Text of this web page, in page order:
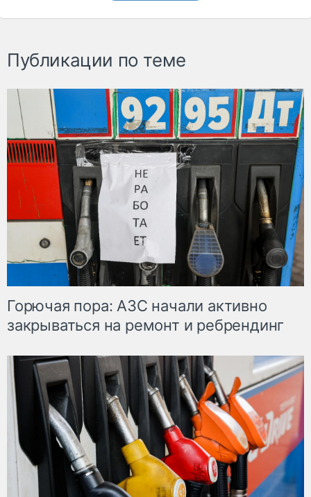
Публикации по теме
Горючая пора: АЗС начали активно
закрываться на ремонт и ребрендинг